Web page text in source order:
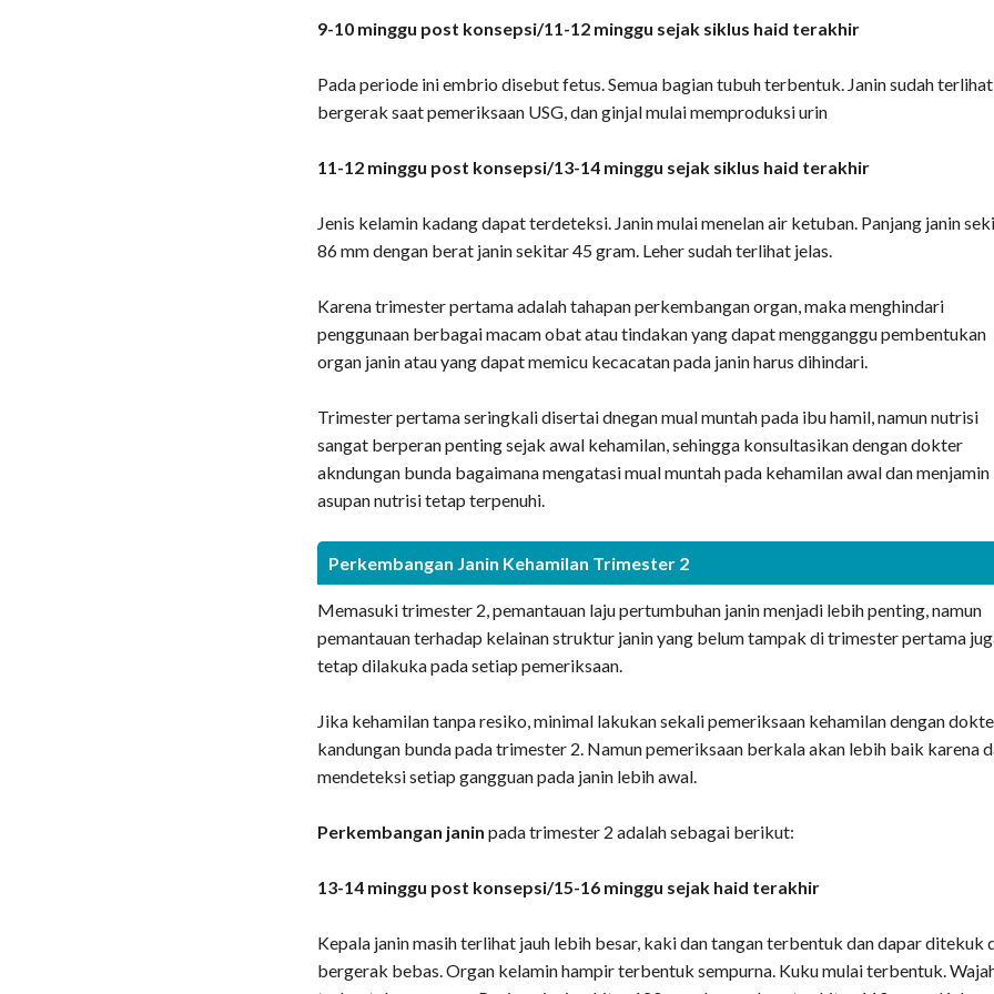
9-10 minggu post konsepsi/11-12 minggu sejak siklus haid terakhir
Pada periode ini embrio disebut fetus. Semua bagian tubuh terbentuk. Janin sudah terlihat
bergerak saat pemeriksaan USG, dan ginjal mulai memproduksi urin
11-12 minggu post konsepsi/13-14 minggu sejak siklus haid terakhir
Jenis kelamin kadang dapat terdeteksi. Janin mulai menelan air ketuban. Panjang janin
86 mm dengan berat janin sekitar 45 gram. Leher sudah terlihat jelas.
Karena trimester pertama adalah tahapan perkembangan organ, maka menghindari
penggunaan berbagai macam obat atau tindakan yang dapat mengganggu pembentukan
organ janin atau yang dapat memicu kecacatan pada janin harus dihindari.
Trimester pertama seringkali disertai dnegan mual muntah pada ibu hamil, namun nutrisi
sangat berperan penting sejak awal kehamilan, sehingga konsultasikan dengan dokter
akndungan bunda bagaimana mengatasi mual muntah pada kehamilan awal dan menjamin
asupan nutrisi tetap terpenuhi.
Perkembangan Janin Kehamilan Trimester 2
Memasuki trimester 2, pemantauan laju pertumbuhan janin menjadi lebih penting, namun
pemantauan terhadap kelainan struktur janin yang belum tampak di trimester pertama
tetap dilakuka pada setiap pemeriksaan.
Jika kehamilan tanpa resiko, minimal lakukan sekali pemeriksaan kehamilan dengan
kandungan bunda pada trimester 2. Namun pemeriksaan berkala akan lebih baik karena
mendeteksi setiap gangguan pada janin lebih awal.
Perkembangan janin pada trimester 2 adalah sebagai berikut:
13-14 minggu post konsepsi/15-16 minggu sejak haid terakhir
Kepala janin masih terlihat jauh lebih besar, kaki dan tangan terbentuk dan dapar ditekuk
bergerak bebas. Organ kelamin hampir terbentuk sempurna. Kuku mulai terbentuk.